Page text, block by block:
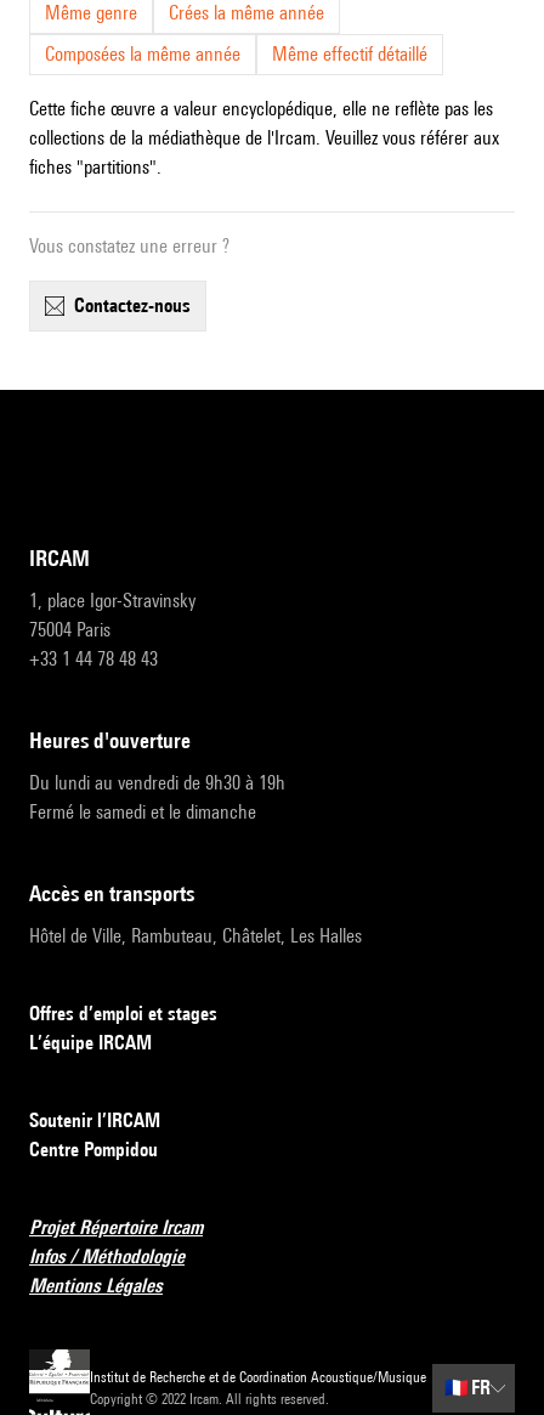
Même genre
Crées la même année
Composées la même année
Même effectif détaillé
Cette fiche œuvre a valeur encyclopédique, elle ne reflète pas les
collections de la médiathèque de l'Ircam. Veuillez vous référer aux
fiches "partitions".
Vous constatez une erreur ?
contactez-nous
IRCAM
1, place Igor-Stravinsky
75004 Paris
+33 1 44 78 48 43
heures d'ouverture
Du lundi au vendredi de 9h30 à 19h
Fermé le samedi et le dimanche
accès en transports
Hôtel de Ville, Rambuteau, Châtelet, Les Halles
Offres d’emploi et stages
L’équipe IRCAM
Soutenir l’IRCAM
Centre Pompidou
Projet Répertoire Ircam
Infos / Méthodologie
Mentions Légales
Institut de Recherche et de Coordination Acoustique/Musique
Copyright © 2022 Ircam. All rights reserved.
🇫🇷 FR